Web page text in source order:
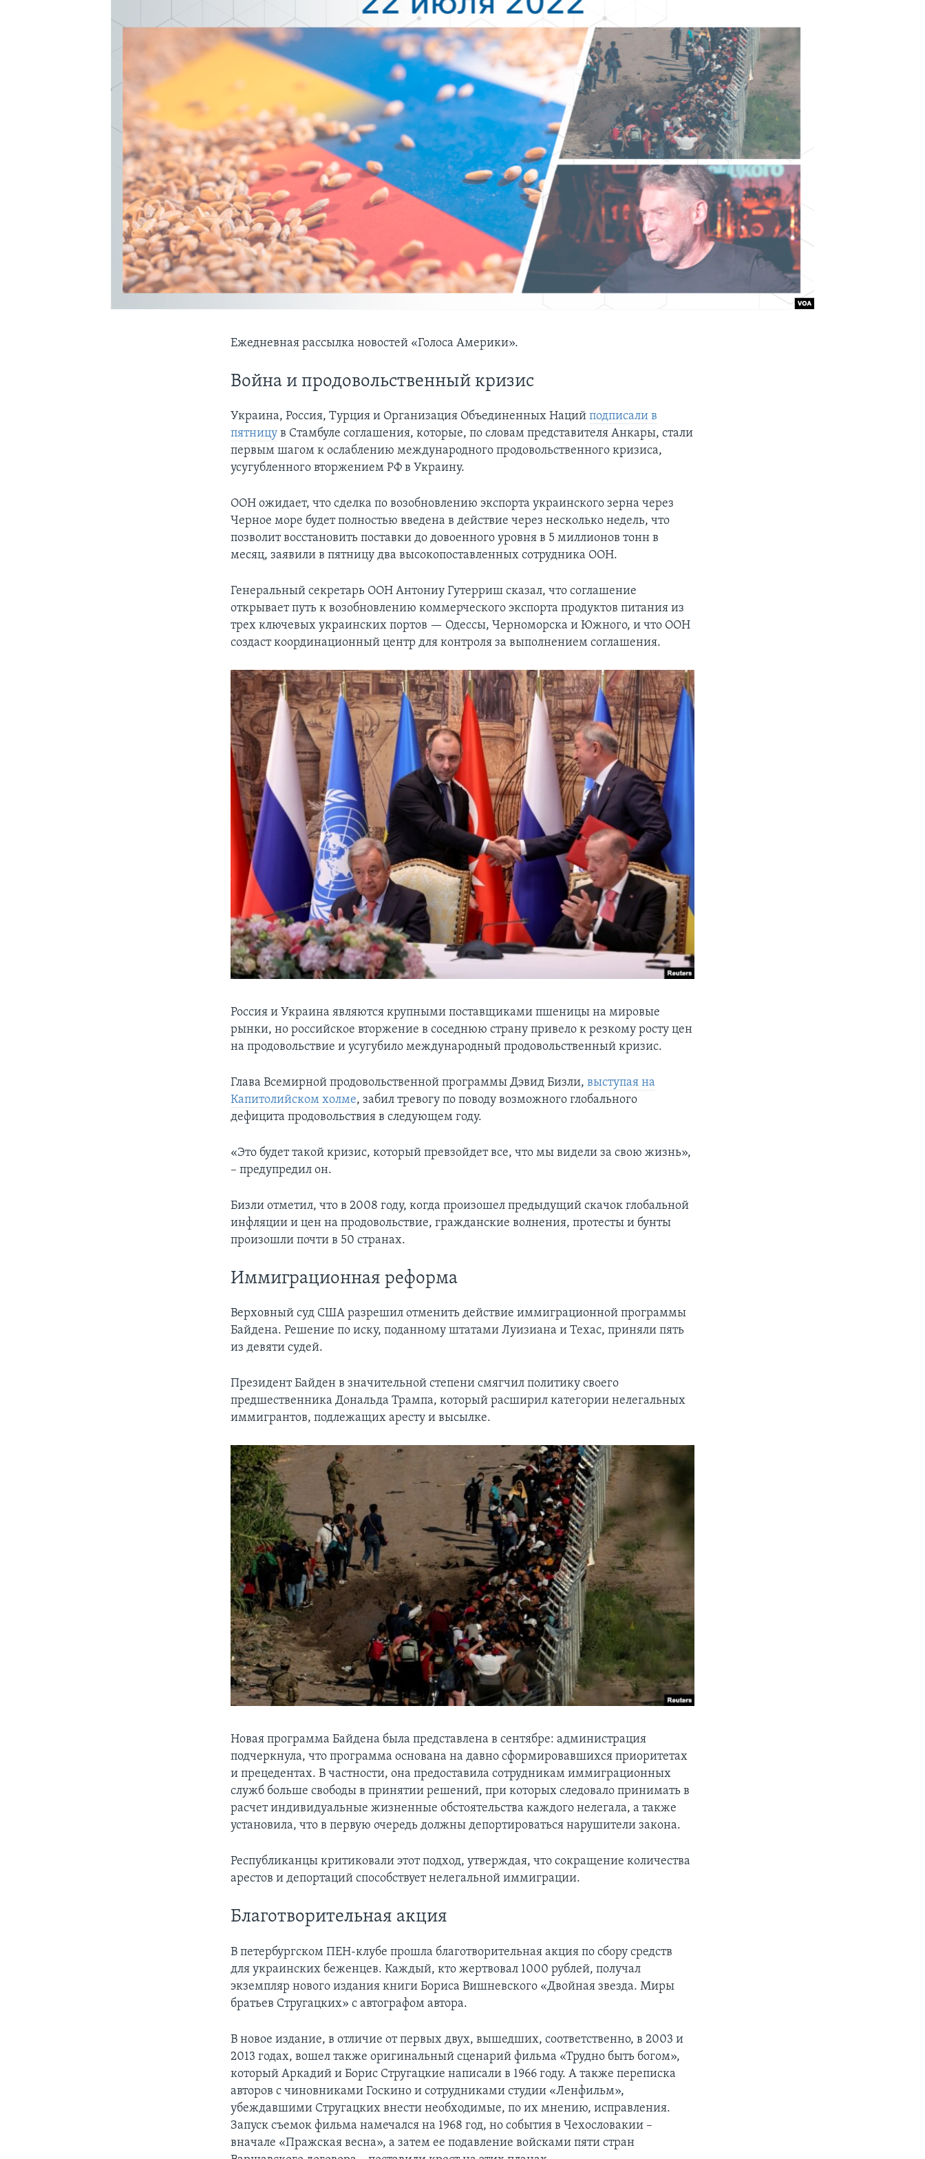
Ежедневная рассылка новостей «Голоса Америки».
Война и продовольственный кризис
Украина, Россия, Турция и Организация Объединенных Нацийподписали в
пятницу в Стамбуле соглашения, которые, по словам представителя Анкары, стали
первым шагом к ослаблению международного продовольственного кризиса,
усугубленного вторжением РФ в Украину.
ООН ожидает, что сделка по возобновлению экспорта украинского зерна через
Черное море будет полностью введена в действие через несколько недель, что
позволит восстановить поставки до довоенного уровня в 5 миллионов тонн в
месяц, заявили в пятницу два высокопоставленных сотрудника ООН.
Генеральный секретарь ООН Антониу Гутерриш сказал, что соглашение
открывает путь к возобновлению коммерческого экспорта продуктов питания из
трех ключевых украинских портов — Одессы, Черноморска и Южного, и что ООН
создаст координационный центр для контроля за выполнением соглашения.
Россия и Украина являются крупными поставщиками пшеницы на мировые
рынки, но российское вторжение в соседнюю страну привело к резкому росту цен
на продовольствие и усугубило международный продовольственный кризис.
Глава Всемирной продовольственной программы Дэвид Бизли,выступая на
Капитолийском холме, забил тревогу по поводу возможного глобального
дефицита продовольствия в следующем году.
«Это будет такой кризис, который превзойдет все, что мы видели за свою жизнь»,
– предупредил он.
Бизли отметил, что в 2008 году, когда произошел предыдущий скачок глобальной
инфляции и цен на продовольствие, гражданские волнения, протесты и бунты
произошли почти в 50 странах.
Иммиграционная реформа
Верховный суд США разрешил отменить действие иммиграционной программы
Байдена. Решение по иску, поданному штатами Луизиана и Техас, приняли пять
из девяти судей.
Президент Байден в значительной степени смягчил политику своего
предшественника Дональда Трампа, который расширил категории нелегальных
иммигрантов, подлежащих аресту и высылке.
Новая программа Байдена была представлена в сентябре: администрация
подчеркнула, что программа основана на давно сформировавшихся приоритетах
и прецедентах. В частности, она предоставила сотрудникам иммиграционных
служб больше свободы в принятии решений, при которых следовало принимать в
расчет индивидуальные жизненные обстоятельства каждого нелегала, а также
установила, что в первую очередь должны депортироваться нарушители закона.
Республиканцы критиковали этот подход, утверждая, что сокращение количества
арестов и депортаций способствует нелегальной иммиграции.
Благотворительная акция
В петербургском ПЕН-клубе прошла благотворительная акция по сбору средств
для украинских беженцев. Каждый, кто жертвовал 1000 рублей, получал
экземпляр нового издания книги Бориса Вишневского «Двойная звезда. Миры
братьев Стругацких» с автографом автора.
В новое издание, в отличие от первых двух, вышедших, соответственно, в 2003 и
2013 годах, вошел также оригинальный сценарий фильма «Трудно быть богом»,
который Аркадий и Борис Стругацкие написали в 1966 году. А также переписка
авторов с чиновниками Госкино и сотрудниками студии «Ленфильм»,
убеждавшими Стругацких внести необходимые, по их мнению, исправления.
Запуск съемок фильма намечался на 1968 год, но события в Чехословакии –
вначале «Пражская весна», а затем ее подавление войсками пяти стран